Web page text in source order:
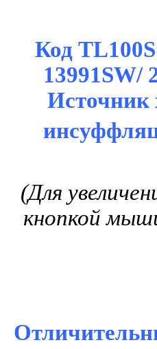
Код
13991SW/
Источник
(Для
кнопкой